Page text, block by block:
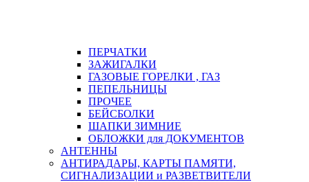
ПЕРЧАТКИ
ЗАЖИГАЛКИ
ГАЗОВЫЕ ГОРЕЛКИ , ГАЗ
ПЕПЕЛЬНИЦЫ
ПРОЧЕЕ
БЕЙСБОЛКИ
ШАПКИ ЗИМНИЕ
ОБЛОЖКИ для ДОКУМЕНТОВ
АНТЕННЫ
АНТИРАДАРЫ, КАРТЫ ПАМЯТИ,
СИГНАЛИЗАЦИИ и РАЗВЕТВИТЕЛИ